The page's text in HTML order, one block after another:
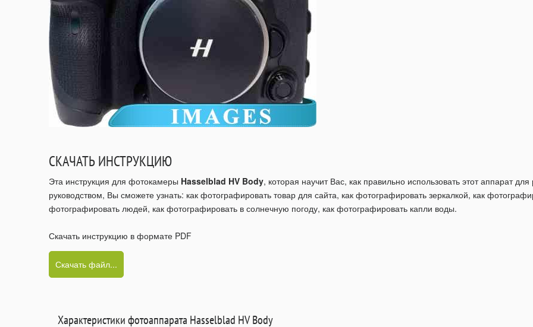
СКАЧАТЬ ИНСТРУКЦИЮ
Эта инструкция для фотокамеры Hasselblad HV Body, которая научит Вас, как правильно использовать этот аппарат
руководством, Вы сможете узнать: как фотографировать товар для сайта, как фотографировать зеркалкой, как
фотографировать людей, как фотографировать в солнечную погоду, как фотографировать капли воды.
Скачать инструкцию в формате PDF
Скачать файл...
Характеристики фотоаппарата Hasselblad HV Body